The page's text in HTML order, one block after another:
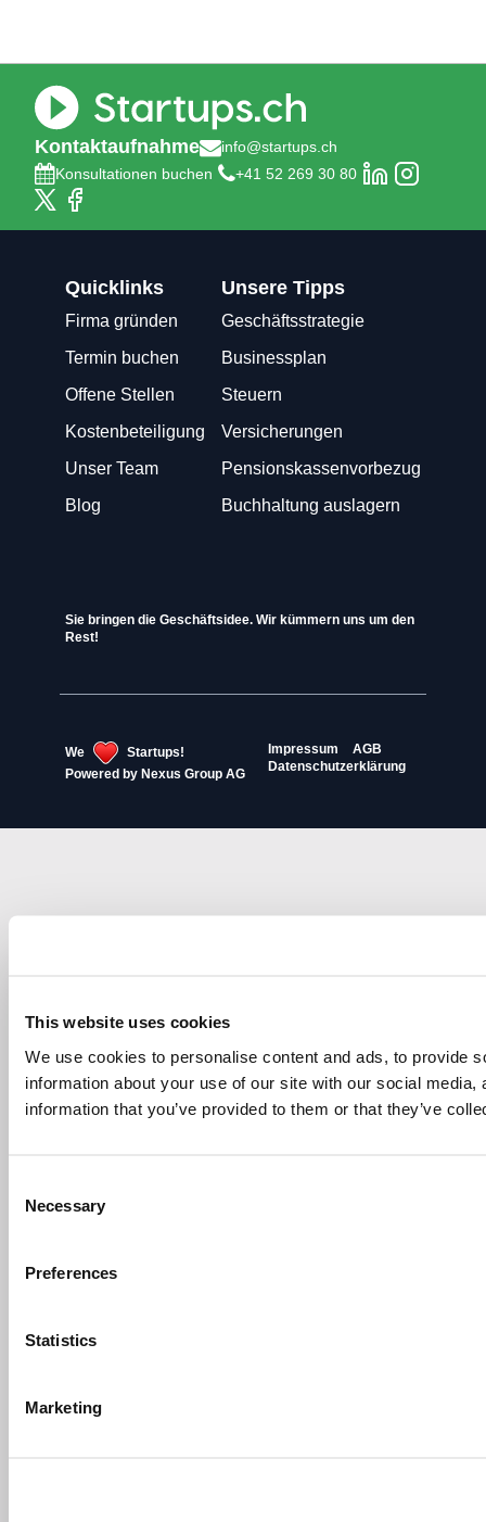
This website uses cookies
We use cookies to personalise content and ads, to provide
information about your use of our site with our social
information that you’ve provided to them or that they’ve
Selection
Necessary
Preferences
Statistics
Marketing
Kontaktaufnahme
info@startups.ch
Konsultationen buchen
+41 52 269 30 80
Quicklinks
Firma gründen
Termin buchen
Offene Stellen
Kostenbeteiligung
Unser Team
Blog
Unsere Tipps
Geschäftsstrategie
Businessplan
Steuern
Versicherungen
Pensionskassenvorbezug
Buchhaltung auslagern
Sie bringen die Geschäftsidee. Wir kümmern uns um den
Rest!
We
Startups!
Powered by Nexus Group AG
Impressum
AGB
Datenschutzerklärung